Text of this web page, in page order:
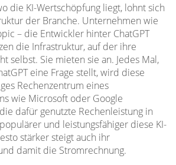
die KI-Wertschöpfung liegt, lohnt sich
der Branche. Unternehmen wie
– die Entwickler hinter ChatGPT
die Infrastruktur, auf der ihre
selbst. Sie mieten sie an. Jedes Mal,
eine Frage stellt, wird diese
Rechenzentrum eines
wie Microsoft oder Google
dafür genutzte Rechenleistung in
und leistungsfähiger diese KI-
stärker steigt auch ihr
damit die Stromrechnung.